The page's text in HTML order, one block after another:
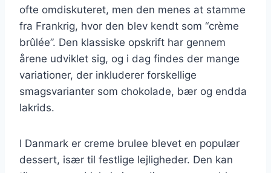
ofte omdiskuteret, men den menes at stamme
fra Frankrig, hvor den blev kendt som “crème
brûlée”. Den klassiske opskrift har gennem
årene udviklet sig, og i dag findes der mange
variationer, der inkluderer forskellige
smagsvarianter som chokolade, bær og endda
lakrids.
I Danmark er creme brulee blevet en populær
dessert, især til festlige lejligheder. Den kan